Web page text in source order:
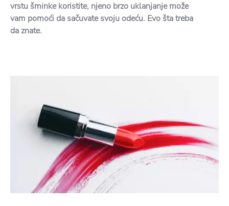
vrstu šminke koristite, njeno brzo uklanjanje može
vam pomoći da sačuvate svoju odeću. Evo šta treba
da znate.